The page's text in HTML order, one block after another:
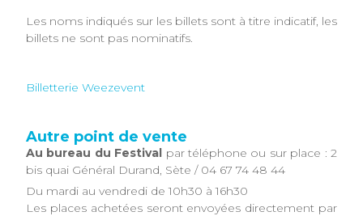
Les noms indiqués sur les billets sont à titre indicatif, les
billets ne sont pas nominatifs.
Billetterie Weezevent
Autre point de vente
Au bureau du Festival par téléphone ou sur place : 2
bis quai Général Durand, Sète / 04 67 74 48 44
Du mardi au vendredi de 10h30 à 16h30
Les places achetées seront envoyées directement par